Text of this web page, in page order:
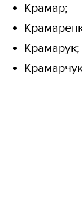
Крамар;
Крамарук;